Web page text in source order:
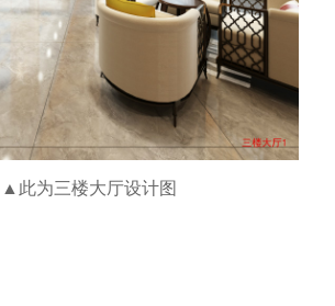
▲此为三楼大厅设计图